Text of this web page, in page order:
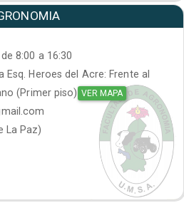
8:00 a 16:30
Esq. Heroes del Acre: Frente al
(Primer piso) VER MAPA
La Paz)